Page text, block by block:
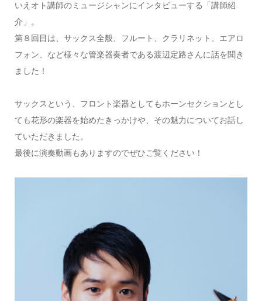
いえオト講師のミュージシャンにインタビューする「講師紹
介」。
第８回目は、サックス全般、フルート、クラリネット、エアロ
フォン、など様々な管楽器奏者である渡辺定路さんに話を聞き
ました！
サックスという、フロント楽器としてもホーンセクションとし
ても花形の楽器を始めたきっかけや、その魅力についてお話し
ていただきました。
最後に演奏動画もありますのでぜひご覧ください！